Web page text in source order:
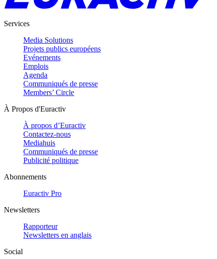
Services
Media Solutions
Projets publics européens
Evénements
Emplois
Agenda
Communiqués de presse
Members’ Circle
À Propos d'Euractiv
À propos d’Euractiv
Contactez-nous
Mediahuis
Communiqués de presse
Publicité politique
Abonnements
Euractiv Pro
Newsletters
Rapporteur
Newsletters en anglais
Social